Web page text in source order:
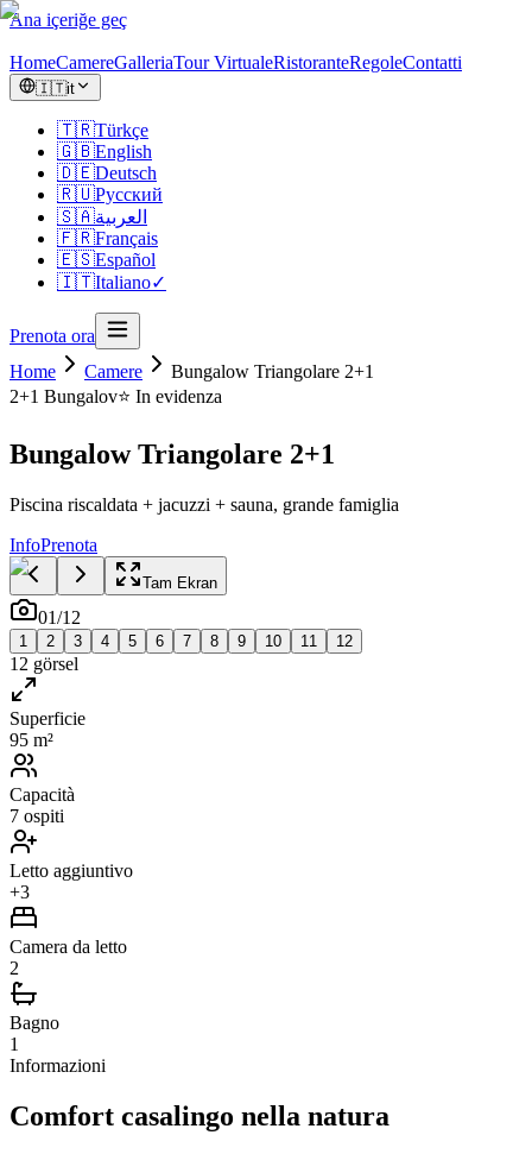
Ana içeriğe geç
HomeCamereGalleriaTour VirtualeRistoranteRegoleContatti
🇮🇹it
🇹🇷Türkçe
🇬🇧English
🇩🇪Deutsch
🇷🇺Русский
🇸🇦العربية
🇫🇷Français
🇪🇸Español
🇮🇹Italiano✓
Prenota ora
Home
Camere
Bungalow Triangolare 2+1
2+1 Bungalov⭐ In evidenza
Bungalow Triangolare 2+1
Piscina riscaldata + jacuzzi + sauna, grande famiglia
InfoPrenota
Tam Ekran
01/12
1 2 3 4 5 6 7 8 9 10 11 12
12 görsel
Superficie
95 m²
Capacità
7 ospiti
Letto aggiuntivo
+3
Camera da letto
2
Bagno
1
Informazioni
Comfort casalingo nella natura